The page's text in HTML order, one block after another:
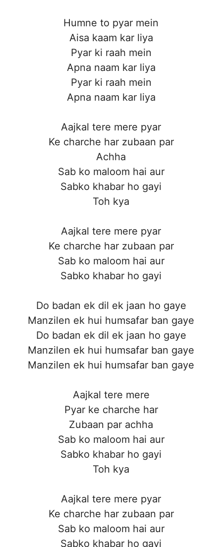
Humne to pyar mein
Aisa kaam kar liya
Pyar ki raah mein
Apna naam kar liya
Pyar ki raah mein
Apna naam kar liya
Aajkal tere mere pyar
Ke charche har zubaan par
Achha
Sab ko maloom hai aur
Sabko khabar ho gayi
Toh kya
Aajkal tere mere pyar
Ke charche har zubaan par
Sab ko maloom hai aur
Sabko khabar ho gayi
Do badan ek dil ek jaan ho gaye
Manzilen ek hui humsafar ban gaye
Do badan ek dil ek jaan ho gaye
Manzilen ek hui humsafar ban gaye
Manzilen ek hui humsafar ban gaye
Aajkal tere mere
Pyar ke charche har
Zubaan par achha
Sab ko maloom hai aur
Sabko khabar ho gayi
Toh kya
Aajkal tere mere pyar
Ke charche har zubaan par
Sab ko maloom hai aur
Sabko khabar ho gayi